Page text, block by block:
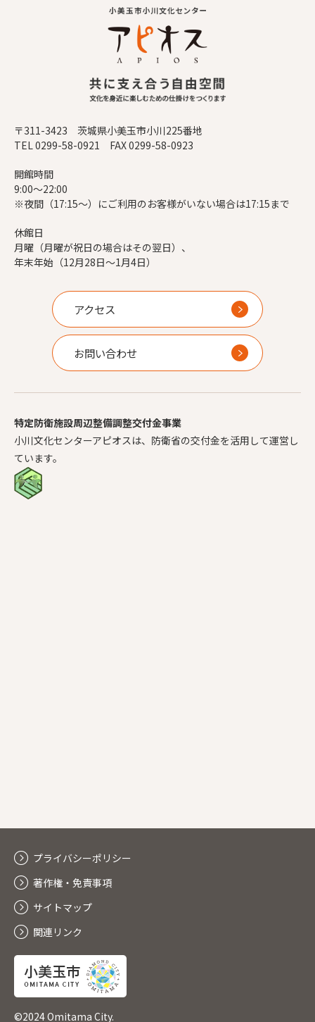
〒311-3423 茨城県小美玉市小川225番地
TEL 0299-58-0921 FAX 0299-58-0923
開館時間
9:00～22:00
※夜間（17:15～）にご利用のお客様がいない場合は17:15まで
休館日
月曜（月曜が祝日の場合はその翌日）、
年末年始（12月28日～1月4日）
アクセス
お問い合わせ
特定防衛施設周辺整備調整交付金事業
小川文化センターアピオスは、防衛省の交付金を活用して運営し
ています。
プライバシーポリシー
著作権・免責事項
サイトマップ
関連リンク
©2024 Omitama City.